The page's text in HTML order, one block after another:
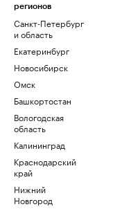
регионов
Санкт-Петербург
и область
Екатеринбург
Новосибирск
Омск
Башкортостан
Вологодская
область
Калининград
Краснодарский
край
Нижний
Новгород